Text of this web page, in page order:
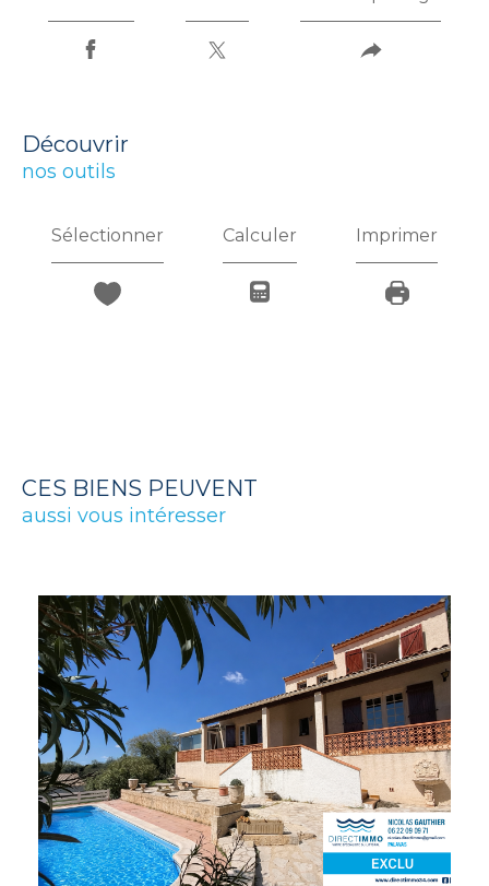
découvrir
nos outils
Sélectionner Calculer Imprimer
CES BIENS PEUVENT
aussi vous intéresser